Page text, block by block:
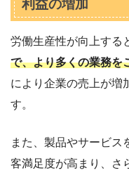
利益の増加
労働生産性が向上する
で、より多くの業務を
により企業の売上が増
す。
また、製品やサービス
客満足度が高まり、さ